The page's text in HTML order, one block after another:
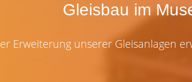
Gleisbau im
Erweiterung unserer Gleisanlagen